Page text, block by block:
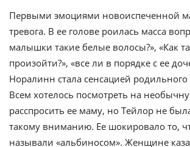
Первыми эмоциями новоиспеченной
тревога. В ее голове роилась масса
малышки такие белые волосы?», «Как
произойти?», «все ли в порядке с ее
Норалинн стала сенсацией родильного
Всем хотелось посмотреть на
расспросить ее маму, но Тейлор не
такому вниманию. Ее шокировало то,
называли «альбиносом». Женщине